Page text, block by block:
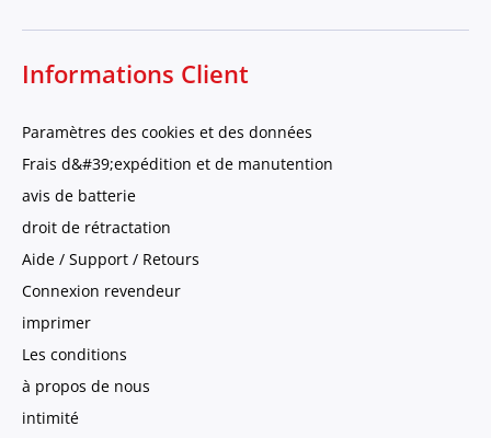
Informations Client
Paramètres des cookies et des données
Frais d&#39;expédition et de manutention
avis de batterie
droit de rétractation
Aide / Support / Retours
Connexion revendeur
imprimer
Les conditions
à propos de nous
intimité